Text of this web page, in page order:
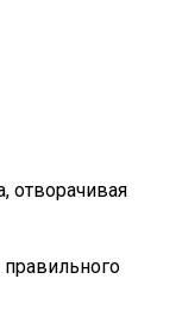
отворачивая